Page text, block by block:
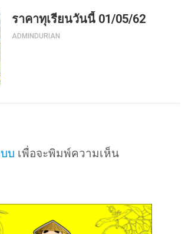
ราคาทุเรียนวันนี้ 01/05/62
ADMINDURIAN
บ เพื่อจะพิมพ์ความเห็น